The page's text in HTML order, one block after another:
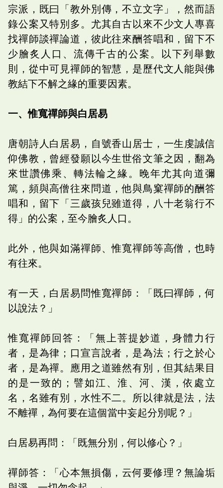
宗派，既曰「教外別傳，不立文字」，然而語
錄公案又特別多。尤其自古以來不少文人專喜
找禪師談禪論道，彼此往來酬答唱和，留下不
少膾炙人口、流傳千古的公案。以下列舉數
則，從中可見禪師的智慧，是歷代文人能與佛
教結下不解之緣的重要因素。
一、惟寬禪師與白居易
唐朝詩人白居易，自號香山居士，一生虔誠信
仰佛教，曾經發願以今生世俗文筆之因，翻為
來世讚佛乘、轉法輪之緣。晚年尤其向道彌
篤，頻與高僧往來問道，他與鳥窠禪師的酬答
唱和，留下「三歲孩兒雖道得，八十老翁行不
得」的公案，至今膾炙人口。
此外，他與如滿禪師、惟寬禪師等高僧，也時
有往來。
有一天，白居易問惟寬禪師：「既曰禪師，何
以說法？」
惟寬禪師回答：「無上菩提妙道，身體力行
者，是為律；口宣言說者，是為法；行之於心
者，是為禪。應用之道雖然有別，但其結果目
的是一致的；譬如江、淮、河、漢，依處立
名，名雖有別，水性不二。所以律就是法，法
不離禪，為何要在這個當中妄起分別呢？」
白居易再問：「既無分別，何以修心？」
禪師答：「心本無損傷，云何要修理？無論垢